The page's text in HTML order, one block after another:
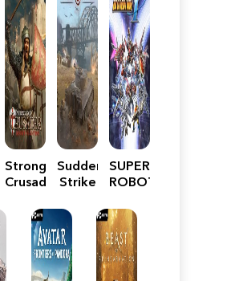
Stronghold
Crusader:
Edition
Sudden
Strike
SUPER
ROBOT
Y